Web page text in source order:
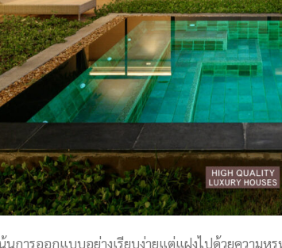
นการออกแบบอย่างเรียบง่ายแต่แฝงไปด้วยความห